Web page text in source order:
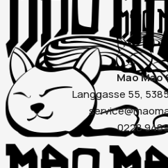
Mao Mao
Langgasse 55,
0228